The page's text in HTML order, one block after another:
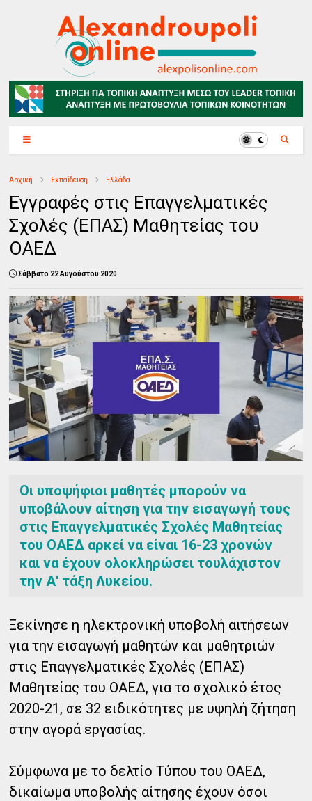
Αρχική Εκπαίδευση Ελλάδα
Εγγραφές στις​​ Επαγγελματικές
Σχολές (ΕΠΑΣ) Μαθητείας του
ΟΑΕΔ
Σάββατο 22 Αυγούστου 2020
Οι υποψήφιοι μαθητές μπορούν να
υποβάλουν αίτηση για την εισαγωγή τους
στις Επαγγελματικές Σχολές Μαθητείας
του ΟΑΕΔ αρκεί να είναι 16-23 χρονών
και να έχουν ολοκληρώσει τουλάχιστον
την Α' τάξη Λυκείου.
Ξεκίνησε η ηλεκτρονική υποβολή αιτήσεων​​
για την εισαγωγή μαθητών και μαθητριών
στις​​ Επαγγελματικές Σχολές (ΕΠΑΣ)
Μαθητείας του ΟΑΕΔ, για το σχολικό έτος
2020-21, σε 32 ειδικότητες με υψηλή ζήτηση
στην αγορά εργασίας.​​
Σύμφωνα με το δελτίο Τύπου του​​ ΟΑΕΔ,
δικαίωμα υποβολής αίτησης έχουν​​ όσοι